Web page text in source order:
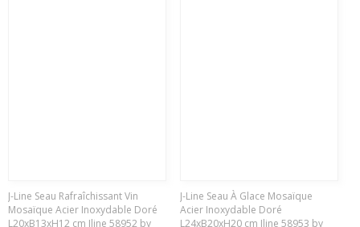
J-Line Seau Rafraîchissant Vin
Mosaïque Acier Inoxydable Doré
L20xB13xH12 cm Jline 58952 by
J-Line Seau À Glace Mosaïque
Acier Inoxydable Doré
L24xB20xH20 cm Jline 58953 by